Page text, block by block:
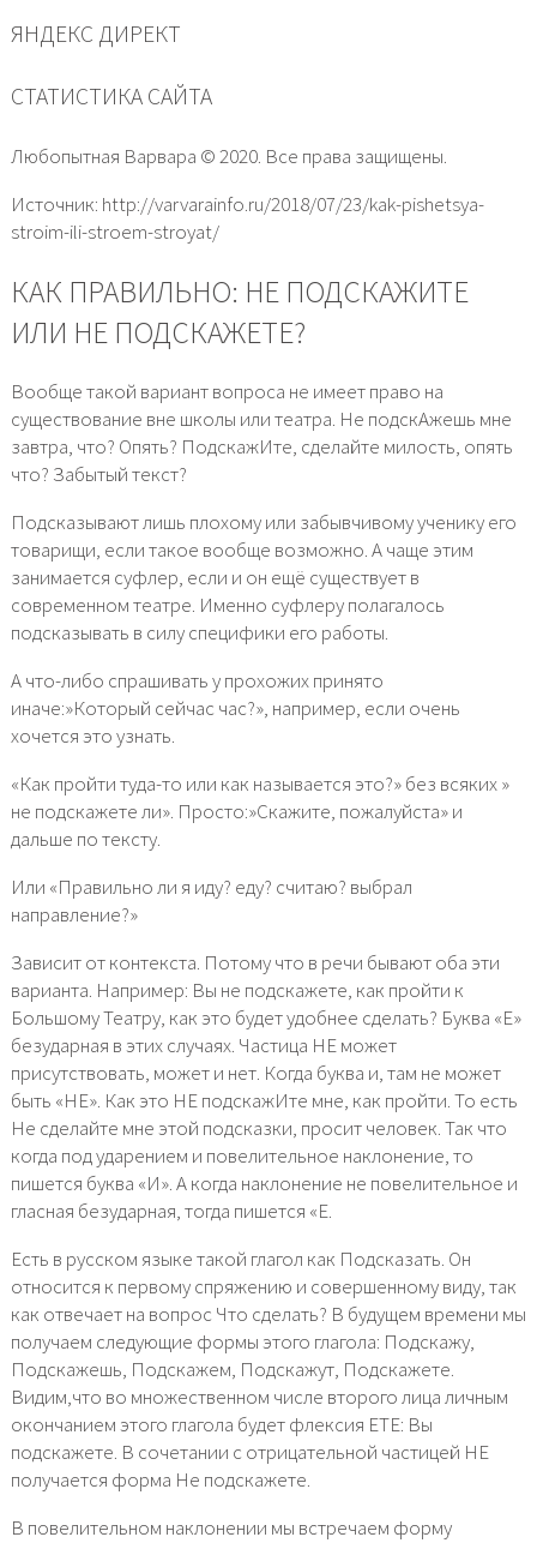
ЯНДЕКС ДИРЕКТ
СТАТИСТИКА САЙТА
Любопытная Варвара © 2020. Все права защищены.
Источник: http://varvarainfo.ru/2018/07/23/kak-pishetsya-
stroim-ili-stroem-stroyat/
КАК ПРАВИЛЬНО: НЕ ПОДСКАЖИТЕ
ИЛИ НЕ ПОДСКАЖЕТЕ?
Вообще такой вариант вопроса не имеет право на
существование вне школы или театра. Не подскАжешь мне
завтра, что? Опять? ПодскажИте, сделайте милость, опять
что? Забытый текст?
Подсказывают лишь плохому или забывчивому ученику его
товарищи, если такое вообще возможно. А чаще этим
занимается суфлер, если и он ещё существует в
современном театре. Именно суфлеру полагалось
подсказывать в силу специфики его работы.
А что-либо спрашивать у прохожих принято
иначе:»Который сейчас час?», например, если очень
хочется это узнать.
«Как пройти туда-то или как называется это?» без всяких »
не подскажете ли». Просто:»Скажите, пожалуйста» и
дальше по тексту.
Или «Правильно ли я иду? еду? считаю? выбрал
направление?»
Зависит от контекста. Потому что в речи бывают оба эти
варианта. Например: Вы не подскажете, как пройти к
Большому Театру, как это будет удобнее сделать? Буква «Е»
безударная в этих случаях. Частица НЕ может
присутствовать, может и нет. Когда буква и, там не может
быть «НЕ». Как это НЕ подскажИте мне, как пройти. То есть
Не сделайте мне этой подсказки, просит человек. Так что
когда под ударением и повелительное наклонение, то
пишется буква «И». А когда наклонение не повелительное и
гласная безударная, тогда пишется «Е.
Есть в русском языке такой глагол как Подсказать. Он
относится к первому спряжению и совершенному виду, так
как отвечает на вопрос Что сделать? В будущем времени мы
получаем следующие формы этого глагола: Подскажу,
Подскажешь, Подскажем, Подскажут, Подскажете.
Видим,что во множественном числе второго лица личным
окончанием этого глагола будет флексия ЕТЕ: Вы
подскажете. В сочетании с отрицательной частицей НЕ
получается форма Не подскажете.
В повелительном наклонении мы встречаем форму